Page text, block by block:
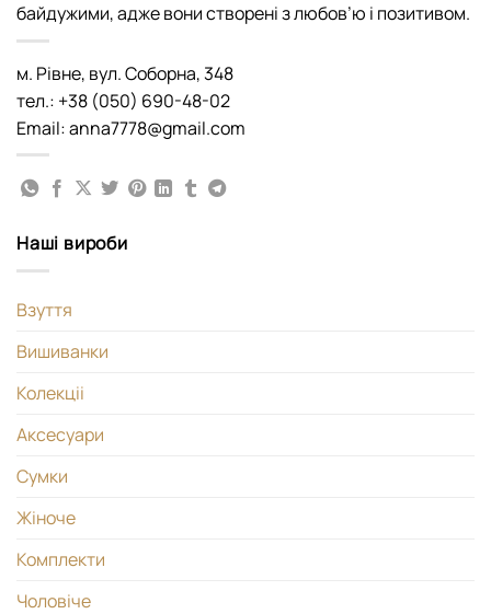
байдужими, адже вони створені з любов’ю і позитивом.
м. Рівне, вул. Соборна, 348
тел.: +38 (050) 690-48-02
Email: anna7778@gmail.com
Наші вироби
Взуття
Вишиванки
Колекціі
Аксесуари
Сумки
Жіноче
Комплекти
Чоловіче